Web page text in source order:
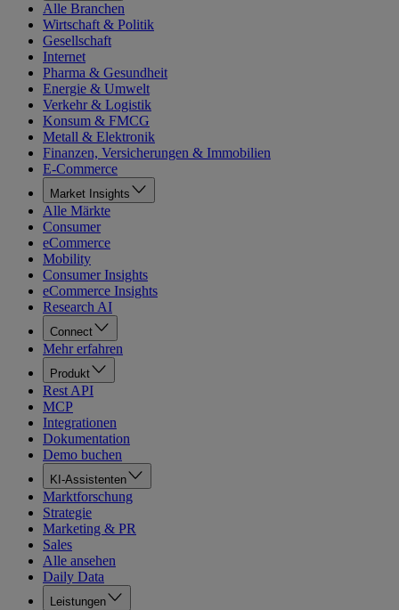
Alle Branchen
Wirtschaft & Politik
Gesellschaft
Internet
Pharma & Gesundheit
Energie & Umwelt
Verkehr & Logistik
Konsum & FMCG
Metall & Elektronik
Finanzen, Versicherungen & Immobilien
E-Commerce
Market Insights
Alle Märkte
Consumer
eCommerce
Mobility
Consumer Insights
eCommerce Insights
Research AI
Connect
Mehr erfahren
Produkt
Rest API
MCP
Integrationen
Dokumentation
Demo buchen
KI-Assistenten
Marktforschung
Strategie
Marketing & PR
Sales
Alle ansehen
Daily Data
Leistungen